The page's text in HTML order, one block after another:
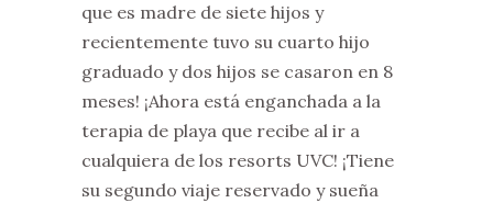
que es madre de siete hijos y
recientemente tuvo su cuarto hijo
graduado y dos hijos se casaron en 8
meses! ¡Ahora está enganchada a la
terapia de playa que recibe al ir a
cualquiera de los resorts UVC! ¡Tiene
su segundo viaje reservado y sueña